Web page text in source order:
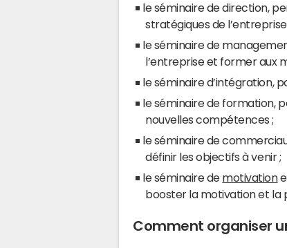
le séminaire de direction,
stratégiques de l’entreprise
le séminaire de
l’entreprise et former aux
le séminaire d’intégration,
le séminaire de formation,
nouvelles compétences ;
le séminaire de
définir les objectifs à venir ;
le séminaire de motivation
booster la motivation et la
Comment organiser